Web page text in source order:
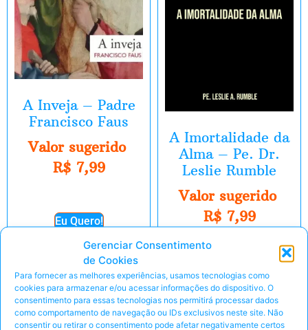
Gerenciar Consentimento
de Cookies
Para fornecer as melhores experiências, usamos tecnologias como
cookies para armazenar e/ou acessar informações do dispositivo. O
consentimento para essas tecnologias nos permitirá processar dados
como comportamento de navegação ou IDs exclusivos neste site. Não
consentir ou retirar o consentimento pode afetar negativamente certos
A Inveja – Padre
Francisco Faus
Valor sugerido
R$7,99
Eu Quero!
Peça pelo Whats'App
A Imortalidade da
Alma – Pe. Dr.
Leslie Rumble
Valor sugerido
R$7,99
Eu Quero!
Peça pelo Whats'App